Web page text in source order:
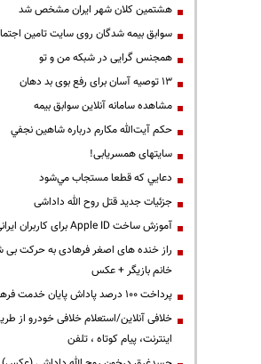
هشتمین کلان شهر ایران مشخص شد
سوابق بیمه شدگان روی سایت تامین
همجنس گرایی در شبکه من و تو
13 توصیه آسان برای رفع بوی بد دهان
مشاهده سامانه آنلاين سوابق بیمه
حكم آيت‌الله مكارم درباره شاهين نجفي
سایتهای همسریابی!
دعايي كه قطعا مستجاب مي‌شود
جزئیات جدید قتل روح الله داداشی
آموزش ساخت Apple ID برای کاربران ایرانی
راز خنده های اصغر فرهادی به حرکت بی
خانم بازیگر + عکس
پرداخت ۱۰۰ درصد پاداش پایان خدمت فرهنگیان
خلافی آنلاین/استعلام خلافی خودرو از
اینترنت، پیام کوتاه ، تلفن